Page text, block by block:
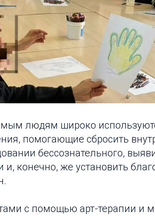
людям широко
помогающие сбросить
бессознательного,
и, конечно, же установить
с помощью арт-терапии и